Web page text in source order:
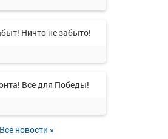
Ничто не забыто!
Все для Победы!
Все новости »